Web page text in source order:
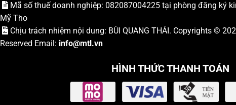
Mã số thuế doanh nghiệp: 082087004225 tại phòng đăng ký
Mỹ Tho
Chịu trách nhiệm nội dung: BÙI QUANG THÁI. Copyrights ©
Reserved Email: info@mtl.vn
HÌNH THỨC THANH TOÁN